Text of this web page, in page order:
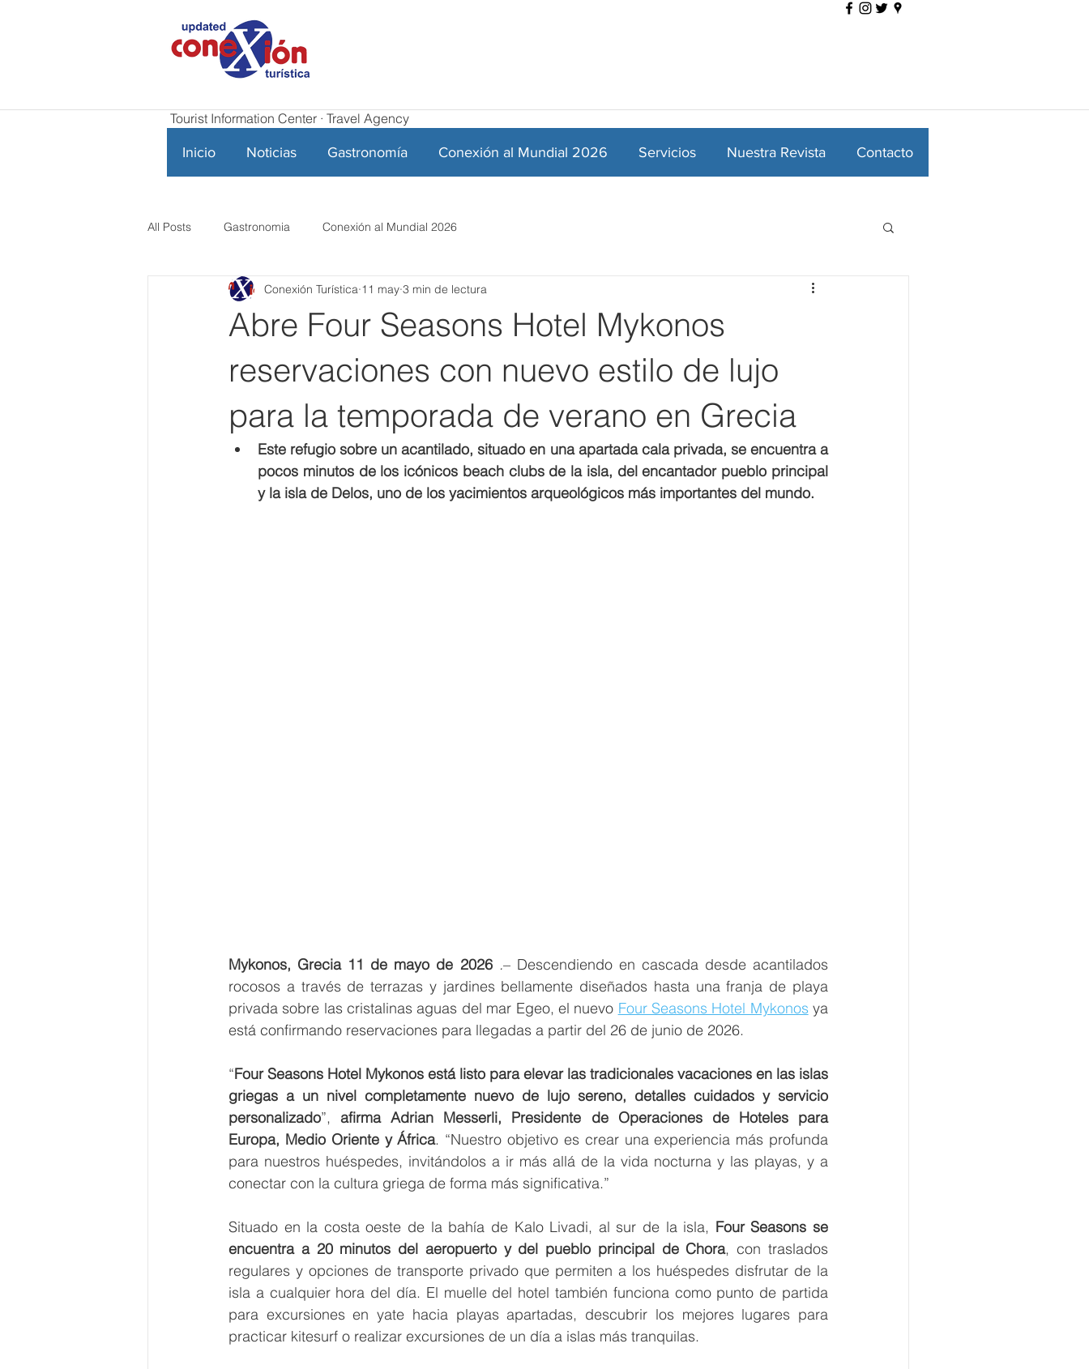
Tourist Information Center · Travel Agency
Inicio Noticias Gastronomía Conexión al Mundial 2026 Servicios Nuestra Revista Contacto
All Posts Gastronomia Conexión al Mundial 2026
Abre Four Seasons Hotel Mykonos
reservaciones con nuevo estilo de lujo
para la temporada de verano en Grecia
Conexión Turística 11 may 3 min de lectura
Este refugio sobre un acantilado, situado en una apartada cala privada, se encuentra a
pocos minutos de los icónicos beach clubs de la isla, del encantador pueblo principal
y la isla de Delos, uno de los yacimientos arqueológicos más importantes del mundo.
Mykonos, Grecia 11 de mayo de 2026 .– Descendiendo en cascada desde acantilados
rocosos a través de terrazas y jardines bellamente diseñados hasta una franja de playa
privada sobre las cristalinas aguas del mar Egeo, el nuevo Four Seasons Hotel Mykonos ya
está confirmando reservaciones para llegadas a partir del 26 de junio de 2026.
“Four Seasons Hotel Mykonos está listo para elevar las tradicionales vacaciones en las islas
griegas a un nivel completamente nuevo de lujo sereno, detalles cuidados y servicio
personalizado”, afirma Adrian Messerli, Presidente de Operaciones de Hoteles para
Europa, Medio Oriente y África. “Nuestro objetivo es crear una experiencia más profunda
para nuestros huéspedes, invitándolos a ir más allá de la vida nocturna y las playas, y a
conectar con la cultura griega de forma más significativa.”
Situado en la costa oeste de la bahía de Kalo Livadi, al sur de la isla, Four Seasons se
encuentra a 20 minutos del aeropuerto y del pueblo principal de Chora, con traslados
regulares y opciones de transporte privado que permiten a los huéspedes disfrutar de la
isla a cualquier hora del día. El muelle del hotel también funciona como punto de partida
para excursiones en yate hacia playas apartadas, descubrir los mejores lugares para
practicar kitesurf o realizar excursiones de un día a islas más tranquilas.